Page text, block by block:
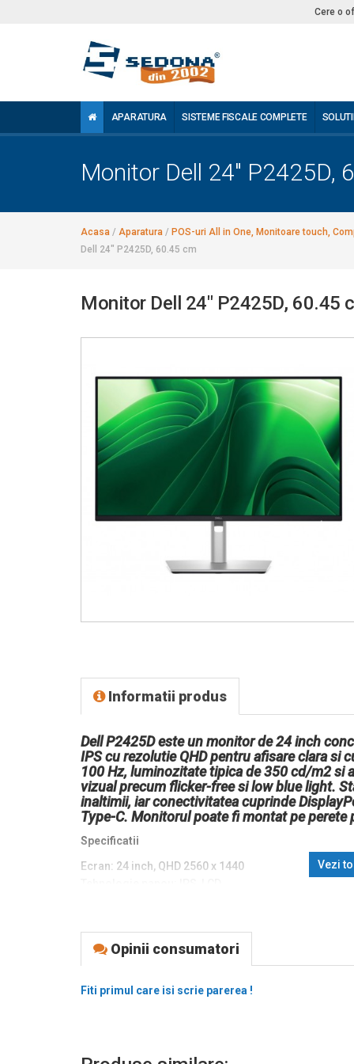
Cere o
APARATURA SISTEME FISCALE COMPLETE
Monitor Dell 24" P2425D,
Acasa / Aparatura / POS-uri All in One, Monitoare touch,
Dell 24" P2425D, 60.45 cm
Monitor Dell 24" P2425D, 60.45
Informatii produs
Dell P2425D este un monitor de 24 inch
IPS cu rezolutie QHD pentru afisare clara si
100 Hz, luminozitate tipica de 350 cd/m2 si
vizual precum flicker-free si low blue light.
inaltimii, iar conectivitatea cuprinde
Type-C. Monitorul poate fi montat pe perete
Specificatii
Ecran: 24 inch, QHD 2560 x 1440
Raport de contrast: 1500:1
Unghi de vizualizare: 178° / 178°
Timp de raspuns: 8 ms (normal), 5 ms (fast)
Suprafata: Anti-glare, duritate 3H
Ajustabilitate stand: tilt -5° la 21°, swivel -45° la 45°,
Vezi
Opinii consumatori
Fiti primul care isi scrie parerea !